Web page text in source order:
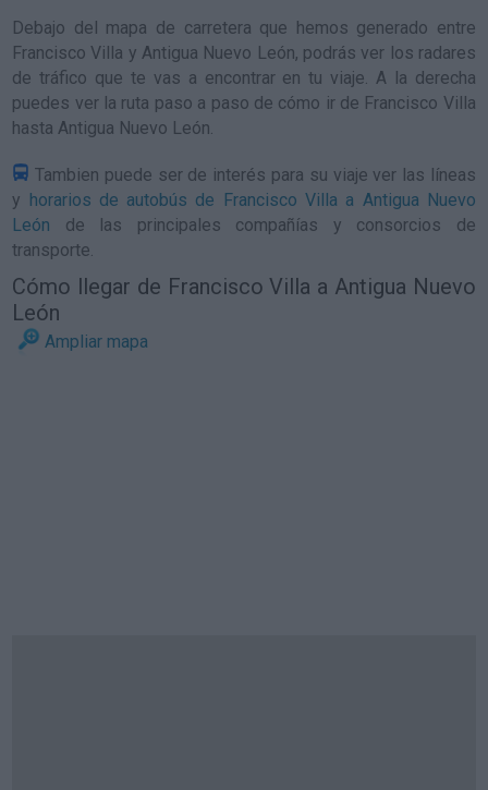
Debajo del mapa de carretera que hemos generado entre
Francisco Villa y Antigua Nuevo León, podrás ver los radares
de tráfico que te vas a encontrar en tu viaje. A la derecha
puedes ver la ruta paso a paso de cómo ir de Francisco Villa
hasta Antigua Nuevo León.
Tambien puede ser de interés para su viaje ver las líneas
y horarios de autobús de Francisco Villa a Antigua Nuevo
León de las principales compañías y consorcios de
transporte.
Cómo llegar de Francisco Villa a Antigua Nuevo
León
Ampliar mapa